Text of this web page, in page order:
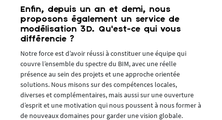
Enfin, depuis un an et demi, nous
proposons également un service de
modélisation 3D. Qu’est-ce qui vous
différencie ?
Notre force est d’avoir réussi à constituer une équipe qui
couvre l’ensemble du spectre du BIM, avec une réelle
présence au sein des projets et une approche orientée
solutions. Nous misons sur des compétences locales,
diverses et complémentaires, mais aussi sur une ouverture
d’esprit et une motivation qui nous poussent à nous former à
de nouveaux domaines pour garder une vision globale.